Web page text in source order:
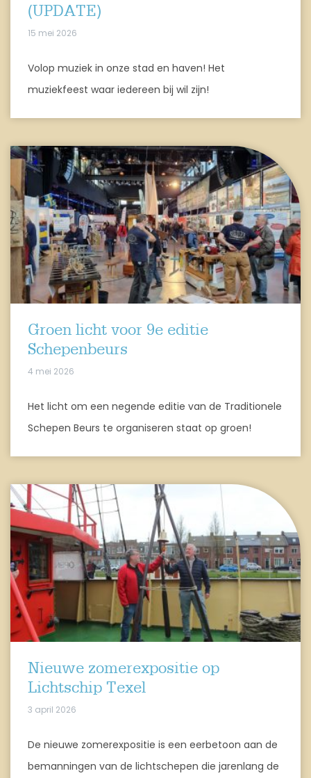
(UPDATE)
15 mei 2026
Volop muziek in onze stad en haven! Het
muziekfeest waar iedereen bij wil zijn!
Groen licht voor 9e editie
Schepenbeurs
4 mei 2026
Het licht om een negende editie van de Traditionele
Schepen Beurs te organiseren staat op groen!
Nieuwe zomerexpositie op
Lichtschip Texel
3 april 2026
De nieuwe zomerexpositie is een eerbetoon aan de
bemanningen van de lichtschepen die jarenlang de